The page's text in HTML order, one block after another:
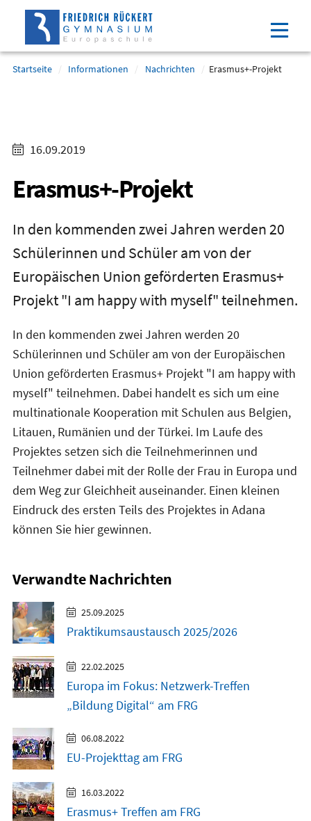
Direkt
Inhalt
(Eingabetaste)
Direkt
Hauptmenu
(Eingabetaste)
Direkt
Suche
(Eingabetaste)
Direkt
Footer
(Eingabetaste)
Startseite Informationen Nachrichten Erasmus+-Projekt
16.09.2019
Erasmus+-Projekt
In den kommenden zwei Jahren werden 20
Schülerinnen und Schüler am von der
Europäischen Union geförderten Erasmus+
Projekt "I am happy with myself" teilnehmen.
In den kommenden zwei Jahren werden 20
Schülerinnen und Schüler am von der Europäischen
Union geförderten Erasmus+ Projekt "I am happy with
myself" teilnehmen. Dabei handelt es sich um eine
multinationale Kooperation mit Schulen aus Belgien,
Litauen, Rumänien und der Türkei. Im Laufe des
Projektes setzen sich die Teilnehmerinnen und
Teilnehmer dabei mit der Rolle der Frau in Europa und
dem Weg zur Gleichheit auseinander. Einen kleinen
Eindruck des ersten Teils des Projektes in Adana
können Sie hier gewinnen.
Verwandte Nachrichten
25.09.2025
Praktikumsaustausch 2025/2026
22.02.2025
Europa im Fokus: Netzwerk-Treffen
„Bildung Digital“ am FRG
06.08.2022
EU-Projekttag am FRG
16.03.2022
Erasmus+ Treffen am FRG